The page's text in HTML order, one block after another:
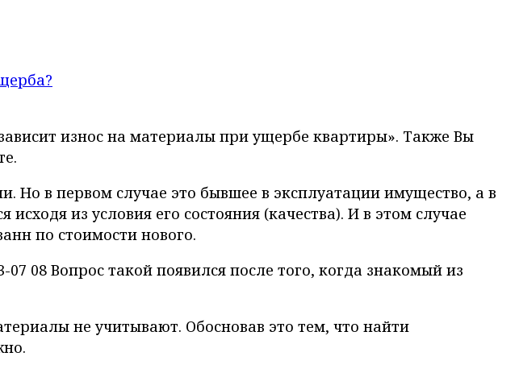
износ на материалы при ущербе квартиры». Также Вы
Но в первом случае это бывшее в эксплуатации имущество, а в
из условия его состояния (качества). И в этом случае
по стоимости нового.
08 Вопрос такой появился после того, когда знакомый из
не учитывают. Обосновав это тем, что найти